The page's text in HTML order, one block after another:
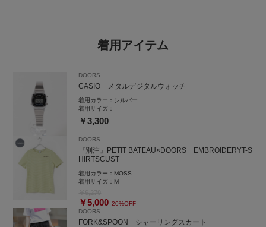
着用アイテム
DOORS
CASIO メタルデジタルウォッチ
着用カラー： シルバー
着用サイズ：-
￥3,300
DOORS
『別注』PETIT BATEAU×DOORS EMBROIDERYT-S
HIRTSCUST
着用カラー： MOSS
着用サイズ： M
￥5,000 20%OFF
DOORS
FORK&SPOON シャーリングスカート